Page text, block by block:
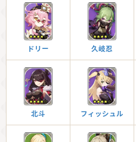
ドリー 久岐忍
北斗 フィッシュル